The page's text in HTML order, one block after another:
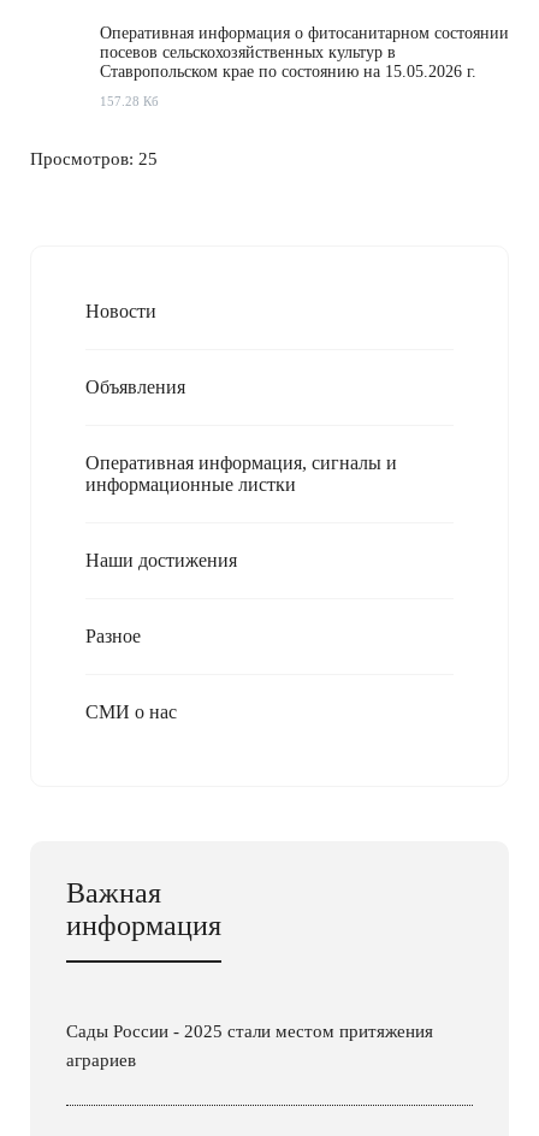
Оперативная информация о фитосанитарном состоянии
посевов сельскохозяйственных культур в
Ставропольском крае по состоянию на 15.05.2026 г.
157.28 Кб
Просмотров: 25
Новости
Объявления
Оперативная информация, сигналы и
информационные листки
Наши достижения
Разное
СМИ о нас
Важная
информация
Сады России - 2025 стали местом притяжения
аграриев